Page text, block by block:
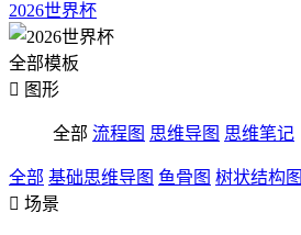
2026世界杯
全部模板
 图形
全部 流程图 思维导图 思维笔记
全部 基础思维导图 鱼骨图 树状结构图
 场景